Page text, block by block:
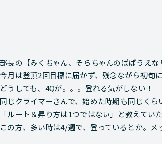
部長の【みくちゃん、そらちゃんのぱぱうえな
今月は登頂2回目標に届かず、残念ながら初旬
どうしても、 4Qが。。。 登れる気がしない！
同じクライマーさんで、始めた時期も同じく
「ルート＆昇り方は1つではない」
と教えてい
この方、多い時は4/週で、登っているとか。メ